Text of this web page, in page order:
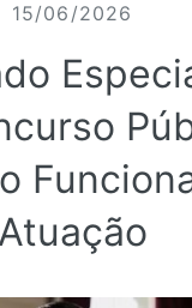
15/06/2026
Atuação